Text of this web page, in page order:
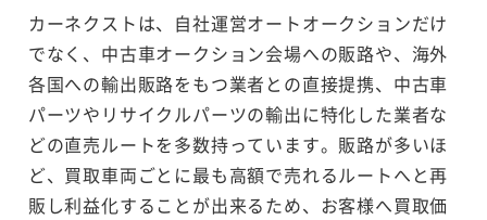
カーネクストは、自社運営オートオークションだけ
でなく、中古車オークション会場への販路や、海外
各国への輸出販路をもつ業者との直接提携、中古車
パーツやリサイクルパーツの輸出に特化した業者な
どの直売ルートを多数持っています。販路が多いほ
ど、買取車両ごとに最も高額で売れるルートへと再
販し利益化することが出来るため、お客様へ買取価